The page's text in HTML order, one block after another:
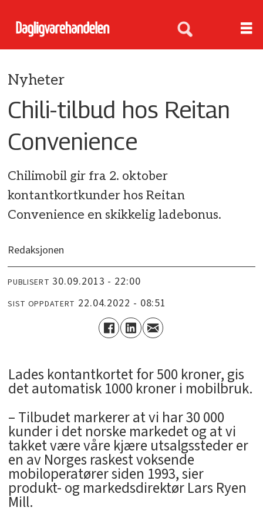
Nyheter
Chili-tilbud hos Reitan
Convenience
Chilimobil gir fra 2. oktober
kontantkortkunder hos Reitan
Convenience en skikkelig ladebonus.
Redaksjonen
PUBLISERT 30.09.2013 - 22:00
SIST OPPDATERT 22.04.2022 - 08:51
Lades kontantkortet for 500 kroner, gis
det automatisk 1000 kroner i mobilbruk.
– Tilbudet markerer at vi har 30 000
kunder i det norske markedet og at vi
takket være våre kjære utsalgssteder er
en av Norges raskest voksende
mobiloperatører siden 1993, sier
produkt- og markedsdirektør Lars Ryen
Mill.